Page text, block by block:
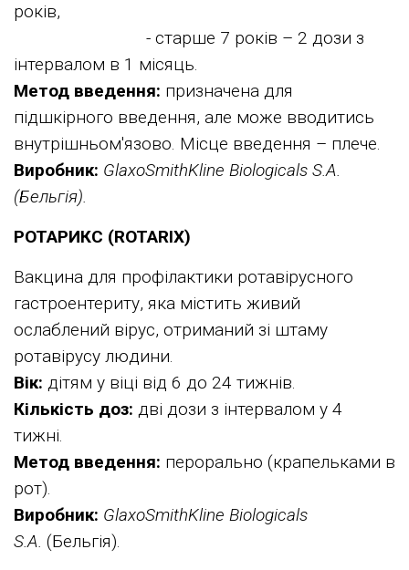
років,
- старше 7 років – 2 дози з
інтервалом в 1 місяць.
Метод введення: призначена для
підшкірного введення, але може вводитись
внутрішньом'язово. Місце введення – плече.
Виробник: GlaxoSmithKline Biologicals S.A.
(Бельгія).
РОТАРИКС (ROTARIX)
Вакцина для профілактики ротавірусного
гастроентериту, яка містить живий
ослаблений вірус, отриманий зі штаму
ротавірусу людини.
Вік: дітям у віці від 6 до 24 тижнів.
Кількість доз: дві дози з інтервалом у 4
тижні.
Метод введення: перорально (крапельками в
рот).
Виробник: GlaxoSmithKline Biologicals
S.A. (Бельгія).